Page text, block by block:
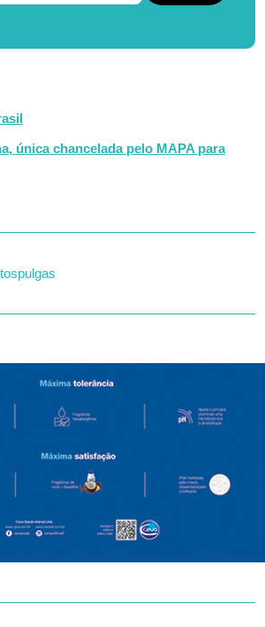
única chancelada pelo MAPA para
pulgas